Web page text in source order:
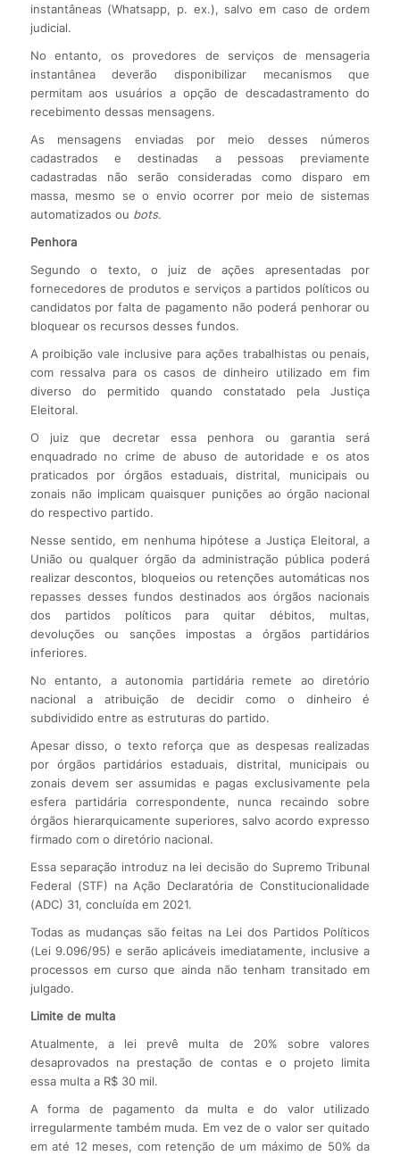
instantâneas (Whatsapp, p. ex.), salvo em caso de ordem
judicial.
No entanto, os provedores de serviços de mensageria
instantânea deverão disponibilizar mecanismos que
permitam aos usuários a opção de descadastramento do
recebimento dessas mensagens.
As mensagens enviadas por meio desses números
cadastrados e destinadas a pessoas previamente
cadastradas não serão consideradas como disparo em
massa, mesmo se o envio ocorrer por meio de sistemas
automatizados ou bots.
Penhora
Segundo o texto, o juiz de ações apresentadas por
fornecedores de produtos e serviços a partidos políticos ou
candidatos por falta de pagamento não poderá penhorar ou
bloquear os recursos desses fundos.
A proibição vale inclusive para ações trabalhistas ou penais,
com ressalva para os casos de dinheiro utilizado em fim
diverso do permitido quando constatado pela Justiça
Eleitoral.
O juiz que decretar essa penhora ou garantia será
enquadrado no crime de abuso de autoridade e os atos
praticados por órgãos estaduais, distrital, municipais ou
zonais não implicam quaisquer punições ao órgão nacional
do respectivo partido.
Nesse sentido, em nenhuma hipótese a Justiça Eleitoral, a
União ou qualquer órgão da administração pública poderá
realizar descontos, bloqueios ou retenções automáticas nos
repasses desses fundos destinados aos órgãos nacionais
dos partidos políticos para quitar débitos, multas,
devoluções ou sanções impostas a órgãos partidários
inferiores.
No entanto, a autonomia partidária remete ao diretório
nacional a atribuição de decidir como o dinheiro é
subdividido entre as estruturas do partido.
Apesar disso, o texto reforça que as despesas realizadas
por órgãos partidários estaduais, distrital, municipais ou
zonais devem ser assumidas e pagas exclusivamente pela
esfera partidária correspondente, nunca recaindo sobre
órgãos hierarquicamente superiores, salvo acordo expresso
firmado com o diretório nacional.
Essa separação introduz na lei decisão do Supremo Tribunal
Federal (STF) na Ação Declaratória de Constitucionalidade
(ADC) 31, concluída em 2021.
Todas as mudanças são feitas na Lei dos Partidos Políticos
(Lei 9.096/95) e serão aplicáveis imediatamente, inclusive a
processos em curso que ainda não tenham transitado em
julgado.
Limite de multa
Atualmente, a lei prevê multa de 20% sobre valores
desaprovados na prestação de contas e o projeto limita
essa multa a R$ 30 mil.
A forma de pagamento da multa e do valor utilizado
irregularmente também muda. Em vez de o valor ser quitado
em até 12 meses, com retenção de um máximo de 50% da